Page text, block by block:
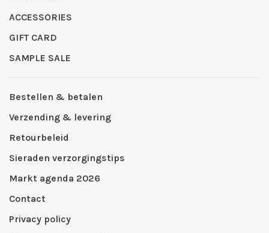
ACCESSORIES
GIFT CARD
SAMPLE SALE
Bestellen & betalen
Verzending & levering
Retourbeleid
Sieraden verzorgingstips
Markt agenda 2026
Contact
Privacy policy